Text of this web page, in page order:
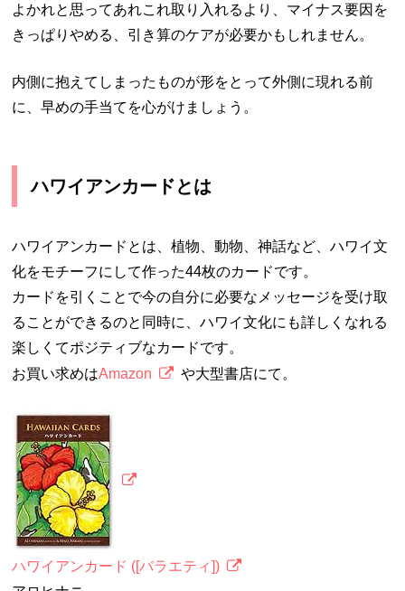
よかれと思ってあれこれ取り入れるより、マイナス要因を
きっぱりやめる、引き算のケアが必要かもしれません。
内側に抱えてしまったものが形をとって外側に現れる前
に、早めの手当てを心がけましょう。
ハワイアンカードとは
ハワイアンカードとは、植物、動物、神話など、ハワイ文
化をモチーフにして作った44枚のカードです。
カードを引くことで今の自分に必要なメッセージを受け取
ることができるのと同時に、ハワイ文化にも詳しくなれる
楽しくてポジティブなカードです。
お買い求めはAmazon や大型書店にて。
ハワイアンカード ([バラエティ])